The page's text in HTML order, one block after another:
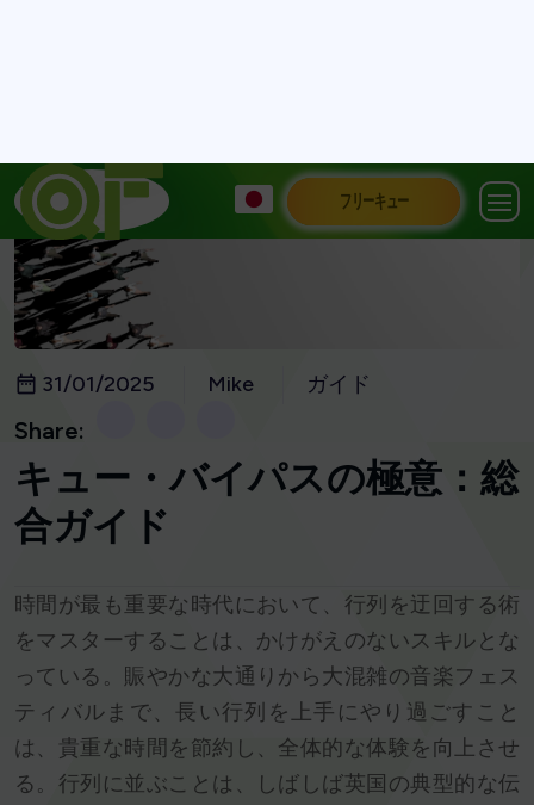
31/01/2025 Mike ガイド
Share:
キュー・バイパスの極意：総
合ガイド
時間が最も重要な時代において、行列を迂回する術
をマスターすることは、かけがえのないスキルとな
っている。賑やかな大通りから大混雑の音楽フェス
ティバルまで、長い行列を上手にやり過ごすこと
は、貴重な時間を節約し、全体的な体験を向上させ
る。行列に並ぶことは、しばしば英国の典型的な伝